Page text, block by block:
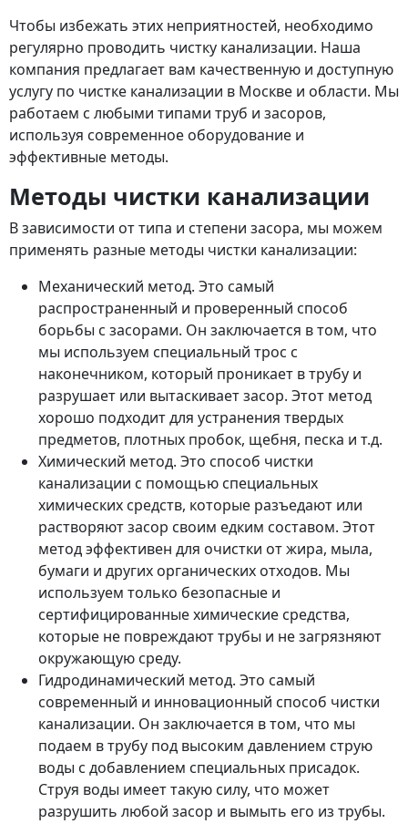
Чтобы избежать этих неприятностей, необходимо
регулярно проводить чистку канализации. Наша
компания предлагает вам качественную и доступную
услугу по чистке канализации в Москве и области. Мы
работаем с любыми типами труб и засоров,
используя современное оборудование и
эффективные методы.
Методы чистки канализации
В зависимости от типа и степени засора, мы можем
применять разные методы чистки канализации:
Механический метод. Это самый
распространенный и проверенный способ
борьбы с засорами. Он заключается в том, что
мы используем специальный трос с
наконечником, который проникает в трубу и
разрушает или вытаскивает засор. Этот метод
хорошо подходит для устранения твердых
предметов, плотных пробок, щебня, песка и т.д.
Химический метод. Это способ чистки
канализации с помощью специальных
химических средств, которые разъедают или
растворяют засор своим едким составом. Этот
метод эффективен для очистки от жира, мыла,
бумаги и других органических отходов. Мы
используем только безопасные и
сертифицированные химические средства,
которые не повреждают трубы и не загрязняют
окружающую среду.
Гидродинамический метод. Это самый
современный и инновационный способ чистки
канализации. Он заключается в том, что мы
подаем в трубу под высоким давлением струю
воды с добавлением специальных присадок.
Струя воды имеет такую силу, что может
разрушить любой засор и вымыть его из трубы.